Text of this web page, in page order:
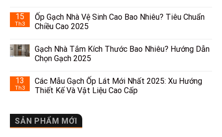
15
Th3
Ốp Gạch Nhà Vệ Sinh Cao Bao Nhiêu? Tiêu Chuẩn
Chiều Cao 2025
Gạch Nhà Tắm Kích Thước Bao Nhiêu? Hướng Dẫn
Chọn Gạch 2025
13
Th3
Các Mẫu Gạch Ốp Lát Mới Nhất 2025: Xu Hướng
Thiết Kế Và Vật Liệu Cao Cấp
SẢN PHẨM MỚI